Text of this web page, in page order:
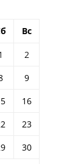
Вс
2
9
16
23
30